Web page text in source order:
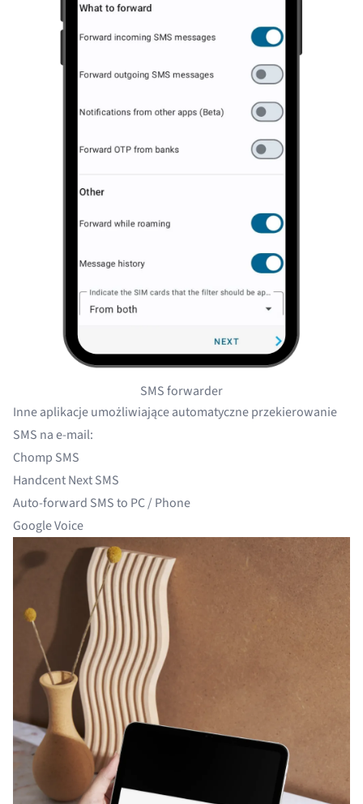
SMS forwarder
Inne aplikacje umożliwiające automatyczne przekierowanie
SMS na e-mail:
Chomp SMS
Handcent Next SMS
Auto-forward SMS to PC / Phone
Google Voice